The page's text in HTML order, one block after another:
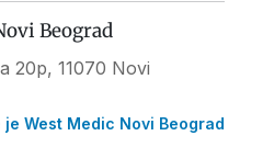
Beograd
20p, 11070 Novi
West Medic Novi Beograd